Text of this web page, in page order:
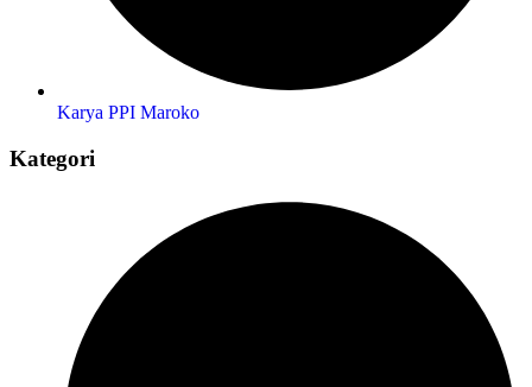
Karya PPI Maroko
Kategori